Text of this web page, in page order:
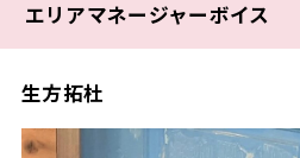
エリアマネージャーボイス
生方拓杜